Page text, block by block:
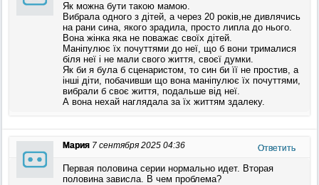
Як можна бути такою мамою.
Вибрала одного з дітей, а через 20 років,не дивлячись
на рани сина, якого зрадила, просто липла до нього.
Вона жінка яка не поважає своїх дітей.
Маніпулює їх почуттями до неї, що б вони трималися
біля неї і не мали свого життя, своєї думки.
Як би я була б сценаристом, то син би її не простив, а
інші діти, побачивши що вона маніпулює їх почуттями,
вибрали б своє життя, подальше від неї.
А вона нехай наглядала за їх життям здалеку.
Мария 7 сентября 2025 04:36 Ответить
Первая половина серии нормально идет. Вторая
половина зависла. В чем проблема?